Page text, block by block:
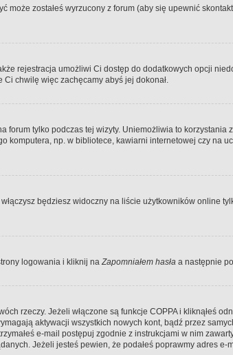
zostałeś wyrzucony z forum (aby się upewnić
rejestracja umożliwi Ci dostęp do dodatkowych opcji
chwilę więc zachęcamy abyś jej dokonał.
forum tylko podczas tej wizyty. Uniemożliwia to korzystania
np. w bibliotece, kawiarni internetowej czy na
będziesz widoczny na liście użytkowników online
logowania i kliknij naZapomniałem hasła a następnie
rzeczy. Jeżeli włączone są funkcje COPPA i kliknąłeś
aktywacji wszystkich nowych kont, bądź przez
e-mail postępuj zgodnie z instrukcjami w nim
Jeżeli jesteś pewien, że podałeś poprawmy adres